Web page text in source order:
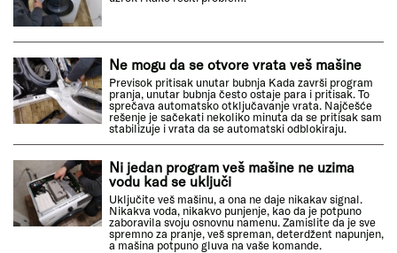
Ne mogu da se otvore vrata veš mašine
Previsok pritisak unutar bubnja Kada završi program
pranja, unutar bubnja često ostaje para i pritisak. To
sprečava automatsko otključavanje vrata. Najčešće
rešenje je sačekati nekoliko minuta da se pritisak sam
stabilizuje i vrata da se automatski odblokiraju.
Ni jedan program veš mašine ne uzima
vodu kad se uključi
Uključite veš mašinu, a ona ne daje nikakav signal.
Nikakva voda, nikakvo punjenje, kao da je potpuno
zaboravila svoju osnovnu namenu. Zamislite da je sve
spremno za pranje, veš spreman, deterdžent napunjen,
a mašina potpuno gluva na vaše komande.